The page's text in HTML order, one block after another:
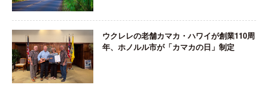
ウクレレの老舗カマカ・ハワイが創業110周
年、ホノルル市が「カマカの日」制定